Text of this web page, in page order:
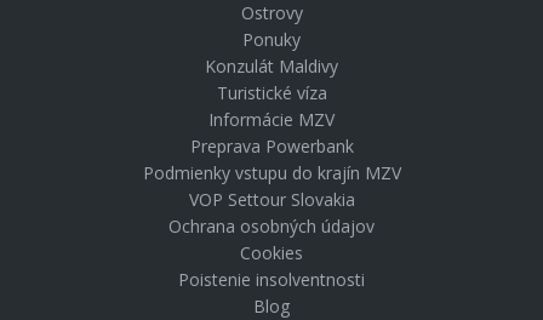
Ostrovy
Ponuky
Konzulát Maldivy
Turistické víza
Informácie MZV
Preprava Powerbank
Podmienky vstupu do krajín MZV
VOP Settour Slovakia
Ochrana osobných údajov
Cookies
Poistenie insolventnosti
Blog